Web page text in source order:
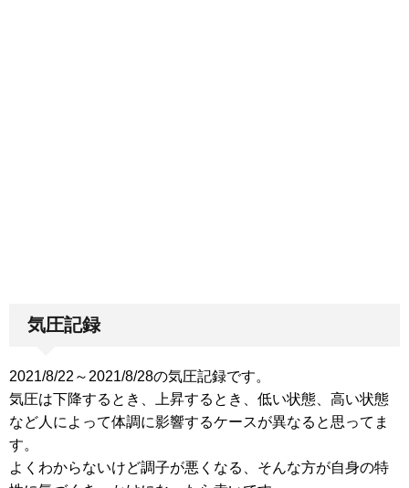
気圧記録
2021/8/22～2021/8/28の気圧記録です。
気圧は下降するとき、上昇するとき、低い状態、高い状態
など人によって体調に影響するケースが異なると思ってま
す。
よくわからないけど調子が悪くなる、そんな方が自身の特